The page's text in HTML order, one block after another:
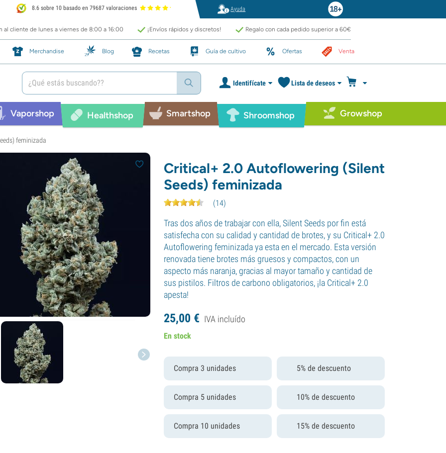
8.6 sobre 10 basado en 79687 valoraciones Ayuda
al cliente de lunes a viernes de 8:00 a 16:00 ¡Envíos rápidos y discretos! Regalo con cada pedido superior a 60€
Merchandise Blog Recetas Guía de cultivo Ofertas Venta
Identifícate Lista de deseos
Vaporshop Healthshop Smartshop Shroomshop Growshop
feminizada
Critical+ 2.0 Autoflowering (Silent
Seeds) feminizada
(14)
Tras dos años de trabajar con ella, Silent Seeds por fin está
satisfecha con su calidad y cantidad de brotes, y su Critical+ 2.0
Autoflowering feminizada ya esta en el mercado. Esta versión
renovada tiene brotes más gruesos y compactos, con un
aspecto más naranja, gracias al mayor tamaño y cantidad de
sus pistilos. Filtros de carbono obligatorios, ¡la Critical+ 2.0
apesta!
25,00 € IVA incluído
En stock
Compra 3 unidades 5% de descuento
Compra 5 unidades 10% de descuento
Compra 10 unidades 15% de descuento